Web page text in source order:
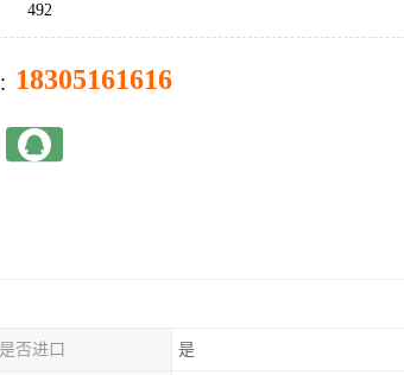
492
18305161616
是否进口 是